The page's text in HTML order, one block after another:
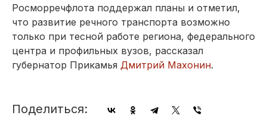
Росморречфлота поддержал планы и отметил,
что развитие речного транспорта возможно
только при тесной работе региона, федерального
центра и профильных вузов, рассказал
губернатор Прикамья Дмитрий Махонин.
Поделиться: